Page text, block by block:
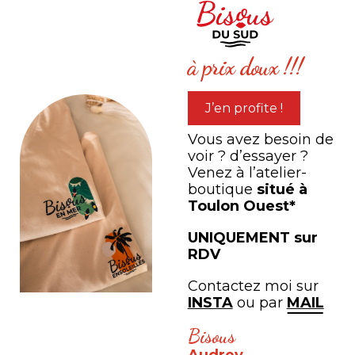
Lyly Belle la libellule Flaine Forum
à prix doux !!!
J’en profite !
Vous avez besoin de
voir ? d’essayer ?
Venez à l’atelier-
boutique situé à
Toulon Ouest*
UNIQUEMENT sur
RDV
Contactez moi sur
INSTAou par MAIL
Bisous